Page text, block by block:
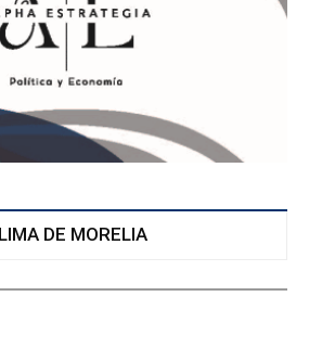
DE MORELIA